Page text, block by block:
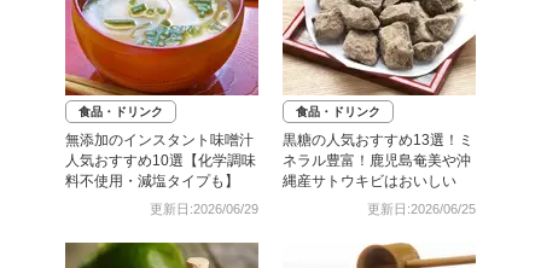
食品・ドリンク
無添加のインスタント味噌汁
人気おすすめ10選【化学調味
料不使用・減塩タイプも】
更新日:2026/06/29
食品・ドリンク
黒糖の人気おすすめ13選！ミ
ネラル豊富！鹿児島奄美や沖
縄産サトウキビはおいしい
更新日:2026/06/25